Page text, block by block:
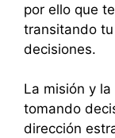
por ello que
transitando
decisiones.
La misión y
tomando
dirección